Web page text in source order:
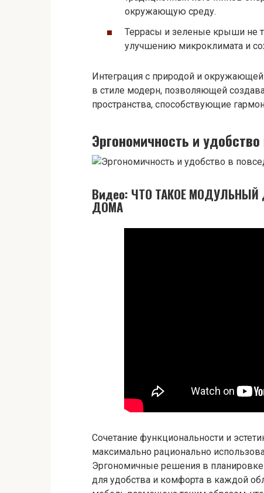
окружающую среду.
Террасы и зеленые крыши не
улучшению микроклимата и
Интеграция с природой и
в стиле модерн, позволяющей
пространства, способствующие
Эргономичность и
Видео: ЧТО ТАКОЕ
ДОМА
Сочетание функциональности и
максимально рационально
Эргономичные решения в
для удобства и комфорта в каждой